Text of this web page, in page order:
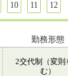
10 11 12
勤務形態
2交代制（変則
む）